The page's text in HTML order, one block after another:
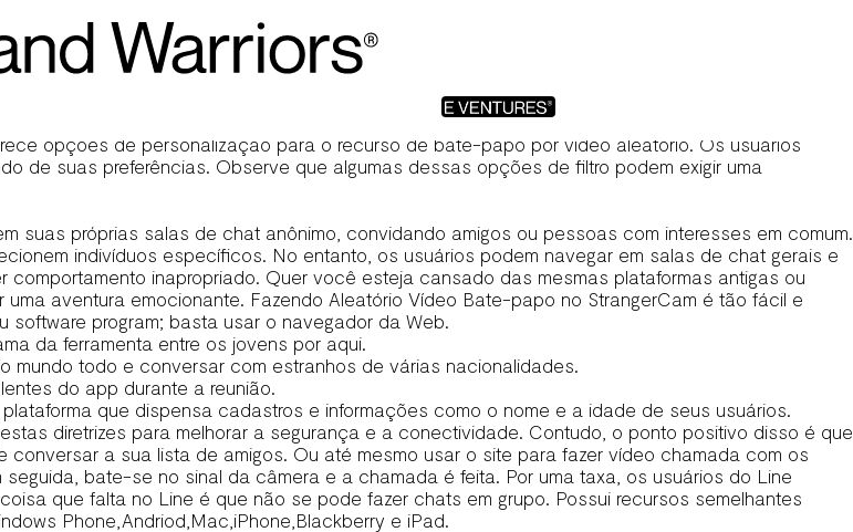
esses dados. Por isso, a responsabilidade de segurança maior fica por conta da atenção
receba 7,5 milhões de usuários por mês. Vale destacar também que a plataforma é grátis e
e nenhuma informação pessoal é compartilhada. Esse compromisso com a privacidade
segurança. Além disso, a moderação eficiente e o suporte técnico 24 horas por dia, 7 dias por
opções de personalização para o recurso de bate-papo por vídeo aleatório. Os usuários
de suas preferências. Observe que algumas dessas opções de filtro podem exigir uma
suas próprias salas de chat anônimo, convidando amigos ou pessoas com interesses em comum.
indivíduos específicos. No entanto, os usuários podem navegar em salas de chat gerais e
inapropriado. Quer você esteja cansado das mesmas plataformas antigas ou
aventura emocionante. Fazendo Aleatório Vídeo Bate-papo no StrangerCam é tão fácil e
program; basta usar o navegador da Web.
da ferramenta entre os jovens por aqui.
todo e conversar com estranhos de várias nacionalidades.
do app durante a reunião.
que dispensa cadastros e informações como o nome e a idade de seus usuários.
diretrizes para melhorar a segurança e a conectividade. Contudo, o ponto positivo disso é que
a sua lista de amigos. Ou até mesmo usar o site para fazer vídeo chamada com os
bate-se no sinal da câmera e a chamada é feita. Por uma taxa, os usuários do Line
que falta no Line é que não se pode fazer chats em grupo. Possui recursos semelhantes
Phone,Andriod,Mac,iPhone,Blackberry e iPad.